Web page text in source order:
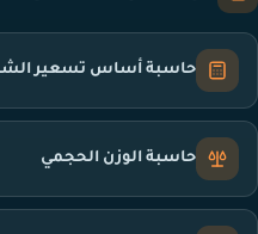
حاسبة أساس تسعير
حاسبة الوزن الحجمي